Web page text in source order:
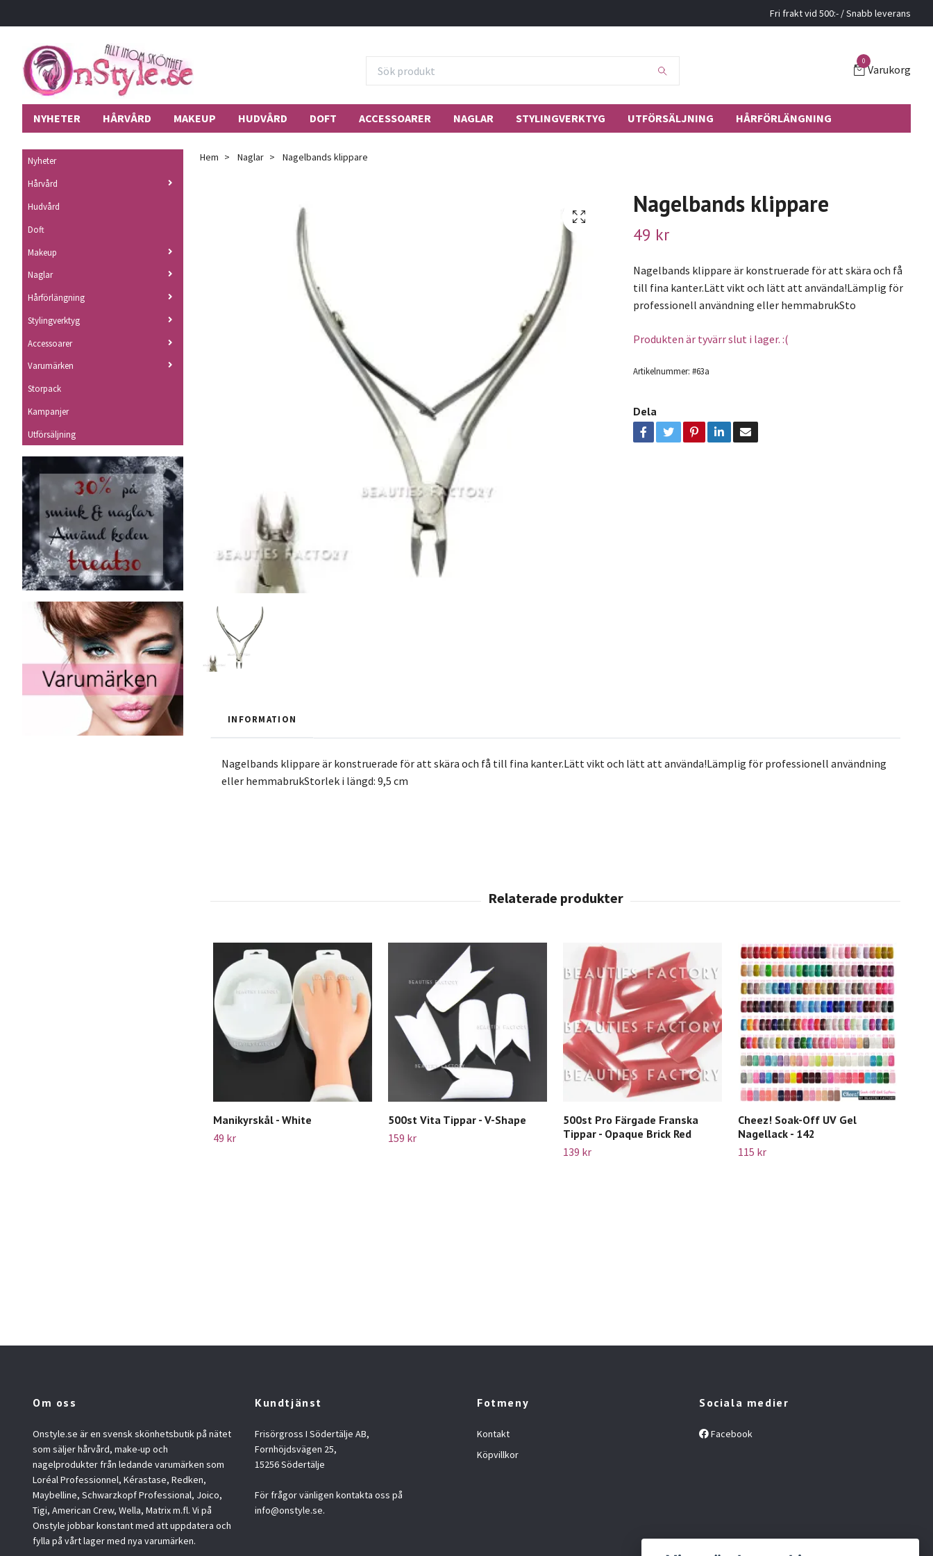
Fri frakt vid 500:- / Snabb leverans
0
Varukorg
NYHETER HÅRVÅRD MAKEUP HUDVÅRD DOFT ACCESSOARER NAGLAR STYLINGVERKTYG UTFÖRSÄLJNING HÅRFÖRLÄNGNING
Nyheter
Hårvård
Hudvård
Doft
Makeup
Naglar
Hårförlängning
Stylingverktyg
Accessoarer
Varumärken
Storpack
Kampanjer
Utförsäljning
Hem Naglar Nagelbands klippare
Nagelbands klippare
49 kr
Nagelbands klippare är konstruerade för att skära och få
till fina kanter.Lätt vikt och lätt att använda!Lämplig för
professionell användning eller hemmabrukSto
Produkten är tyvärr slut i lager. :(
Artikelnummer: #63a
Dela
INFORMATION
Nagelbands klippare är konstruerade för att skära och få till fina kanter.Lätt vikt och lätt att använda!Lämplig för professionell användning
eller hemmabrukStorlek i längd: 9,5 cm
Manikyrskål - White
49 kr
500st Vita Tippar - V-Shape
159 kr
500st Pro Färgade Franska
Tippar - Opaque Brick Red
139 kr
Cheez! Soak-Off UV Gel
Nagellack - 142
115 kr
Om oss
Onstyle.se är en svensk skönhetsbutik på nätet
som säljer hårvård, make-up och
nagelprodukter från ledande varumärken som
Loréal Professionnel, Kérastase, Redken,
Maybelline, Schwarzkopf Professional, Joico,
Tigi, American Crew, Wella, Matrix m.fl. Vi på
Onstyle jobbar konstant med att uppdatera och
fylla på vårt lager med nya varumärken.
Kundtjänst
Frisörgross I Södertälje AB,
Fornhöjdsvägen 25,
15256 Södertälje
För frågor vänligen kontakta oss på
info@onstyle.se.
Fotmeny
Kontakt
Köpvillkor
Sociala medier
Facebook